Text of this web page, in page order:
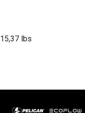
lbs